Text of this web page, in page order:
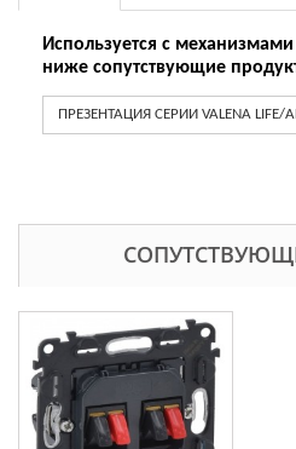
Используется с
ниже сопутствующие
ПРЕЗЕНТАЦИЯ СЕРИИ VALENA LIFE/